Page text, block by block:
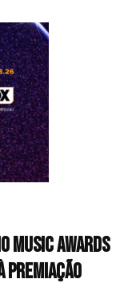
Music Awards
premiação